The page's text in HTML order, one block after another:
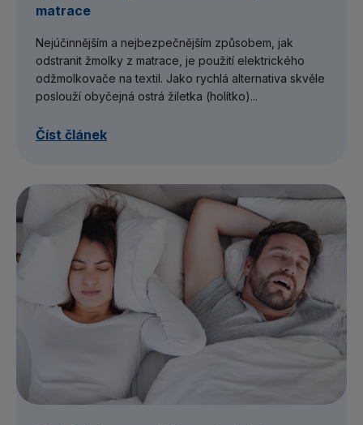
matrace
Nejúčinnějším a nejbezpečnějším způsobem, jak
odstranit žmolky z matrace, je použití elektrického
odžmolkovače na textil. Jako rychlá alternativa skvěle
poslouží obyčejná ostrá žiletka (holítko)...
Číst článek